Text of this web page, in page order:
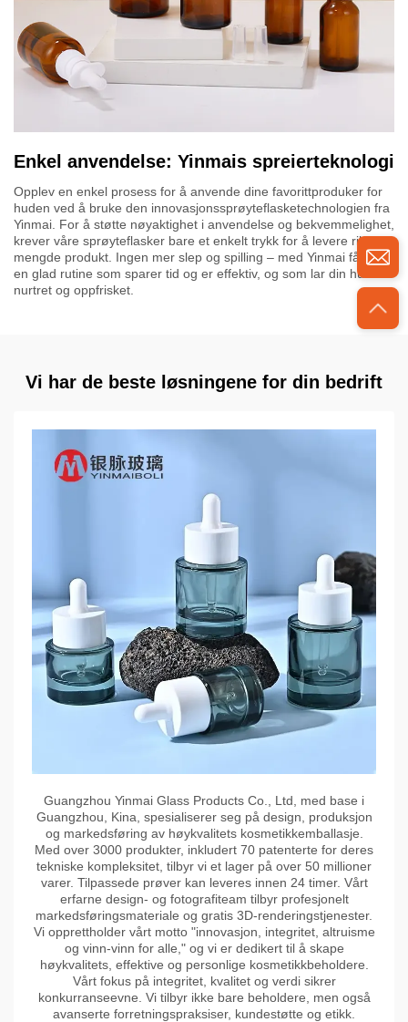
Enkel anvendelse: Yinmais spreierteknologi
Opplev en enkel prosess for å anvende dine favorittproduker for
huden ved å bruke den innovasjonssprøyteflasketechnologien fra
Yinmai. For å støtte nøyaktighet i anvendelse og bekvemmelighet,
krever våre sprøyteflasker bare et enkelt trykk for å levere riktig
mengde produkt. Ingen mer slep og spilling – med Yinmai får du
en glad rutine som sparer tid og er effektiv, og som lar din hud bli
nurtret og oppfrisket.
Vi har de beste løsningene for din bedrift
Guangzhou Yinmai Glass Products Co., Ltd, med base i
Guangzhou, Kina, spesialiserer seg på design, produksjon
og markedsføring av høykvalitets kosmetikkemballasje.
Med over 3000 produkter, inkludert 70 patenterte for deres
tekniske kompleksitet, tilbyr vi et lager på over 50 millioner
varer. Tilpassede prøver kan leveres innen 24 timer. Vårt
erfarne design- og fotografiteam tilbyr profesjonelt
markedsføringsmateriale og gratis 3D-renderingstjenester.
Vi opprettholder vårt motto "innovasjon, integritet, altruisme
og vinn-vinn for alle," og vi er dedikert til å skape
høykvalitets, effektive og personlige kosmetikkbeholdere.
Vårt fokus på integritet, kvalitet og verdi sikrer
konkurranseevne. Vi tilbyr ikke bare beholdere, men også
avanserte forretningspraksiser, kundestøtte og etikk.